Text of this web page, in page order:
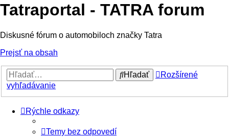
Tatraportal - TATRA forum
Diskusné fórum o automobiloch značky Tatra
Prejsť na obsah
Hľadať
Rozšírené
vyhľadávanie
Rýchle odkazy
Temy bez odpovedí